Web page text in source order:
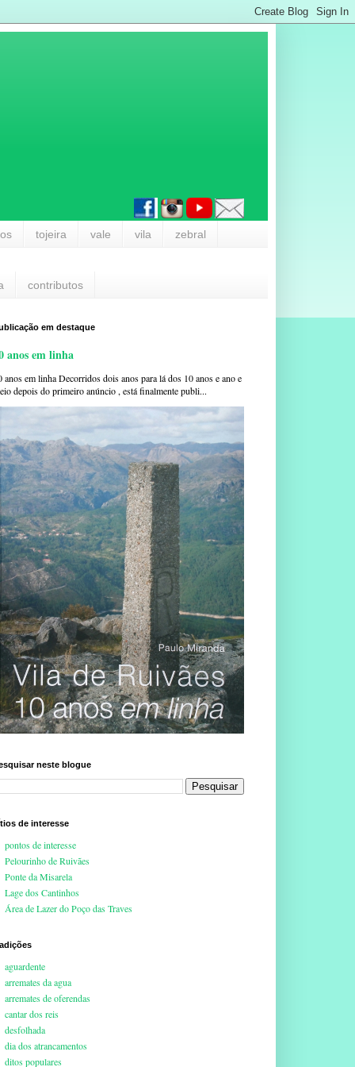
tojeira vale vila zebral
contributos
em destaque
anos em linha
anos em linha Decorridos dois anos para lá dos 10 anos e ano e
depois do primeiro anúncio , está finalmente publi...
neste blogue
de interesse
pontos de interesse
Pelourinho de Ruivães
Ponte da Misarela
Lage dos Cantinhos
Área de Lazer do Poço das Traves
aguardente
arremates da agua
arremates de oferendas
cantar dos reis
desfolhada
dia dos atrancamentos
ditos populares